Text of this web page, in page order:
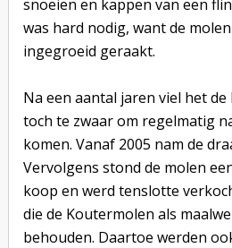
snoeien en kappen van een
was hard nodig, want de
ingegroeid geraakt.
Na een aantal jaren viel het
toch te zwaar om regelmatig
komen. Vanaf 2005 nam de
Vervolgens stond de molen
koop en werd tenslotte
die de Koutermolen als
behouden. Daartoe werden